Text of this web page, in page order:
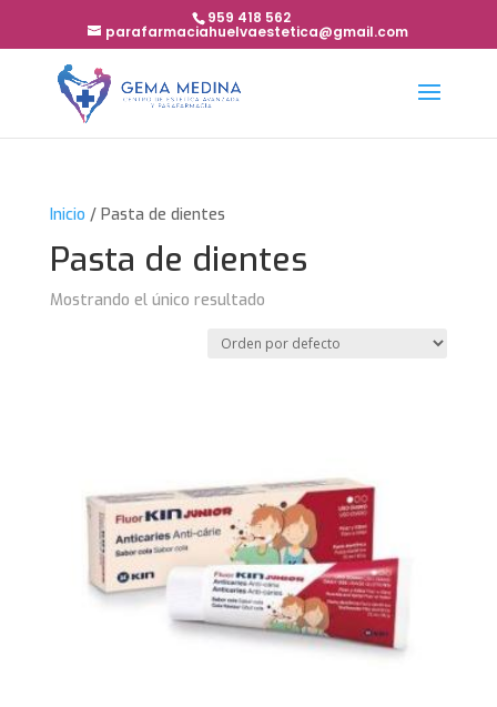
959 418 562
parafarmaciahuelvaestetica@gmail.com
Inicio / Pasta de dientes
Pasta de dientes
Mostrando el único resultado